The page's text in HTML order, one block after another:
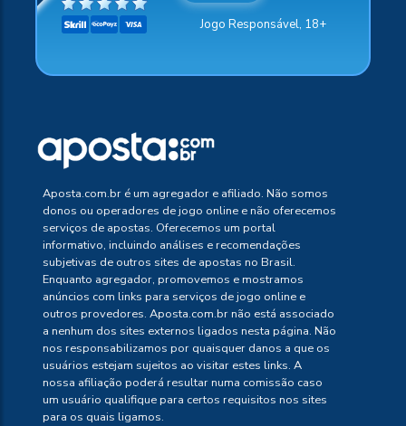
Jogo Responsável, 18+
Aposta.com.br é um agregador e afiliado. Não somos
donos ou operadores de jogo online e não oferecemos
serviços de apostas. Oferecemos um portal
informativo, incluindo análises e recomendações
subjetivas de outros sites de apostas no Brasil.
Enquanto agregador, promovemos e mostramos
anúncios com links para serviços de jogo online e
outros provedores. Aposta.com.br não está associado
a nenhum dos sites externos ligados nesta página. Não
nos responsabilizamos por quaisquer danos a que os
usuários estejam sujeitos ao visitar estes links. A
nossa afiliação poderá resultar numa comissão caso
um usuário qualifique para certos requisitos nos sites
para os quais ligamos.